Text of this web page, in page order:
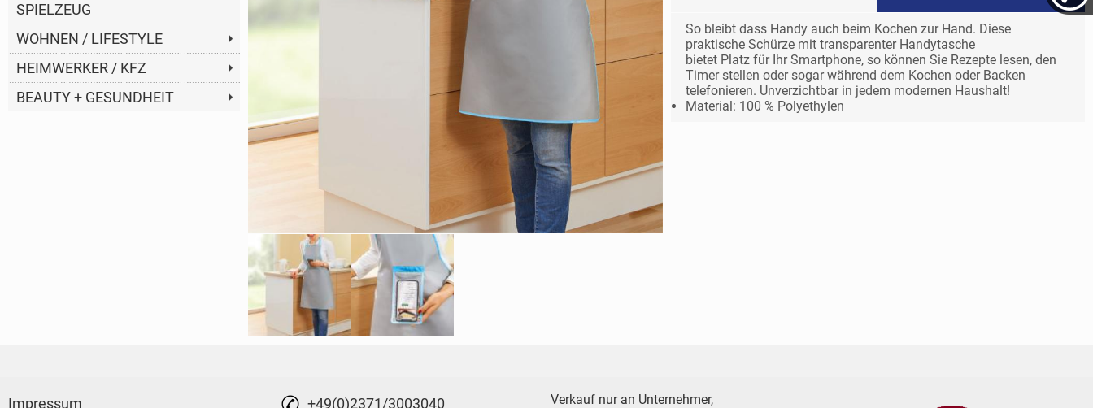
SPIELZEUG
WOHNEN / LIFESTYLE
HEIMWERKER / KFZ
BEAUTY + GESUNDHEIT
So bleibt dass Handy auch beim Kochen zur Hand. Diese
praktische Schürze mit transparenter Handytasche
bietet Platz für Ihr Smartphone, so können Sie Rezepte lesen, den
Timer stellen oder sogar während dem Kochen oder Backen
telefonieren. Unverzichtbar in jedem modernen Haushalt!
Material: 100 % Polyethylen
Impressum +49(0)2371/3003040
Verkauf nur an Unternehmer,